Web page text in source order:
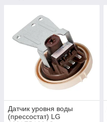
Датчик уровня воды
(прессостат) LG